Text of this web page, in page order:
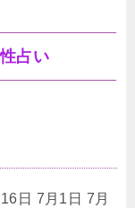
占い
日 7月1日 7月